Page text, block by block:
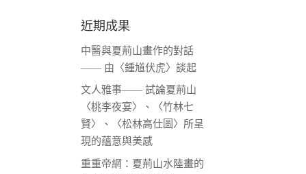
近期成果
中醫與夏荊山畫作的對話
—— 由〈鍾馗伏虎〉談起
文人雅事—— 試論夏荊山
〈桃李夜宴〉、〈竹林七
賢〉、〈松林高仕圖〉所呈
現的蘊意與美感
重重帝網：夏荊山水陸畫的